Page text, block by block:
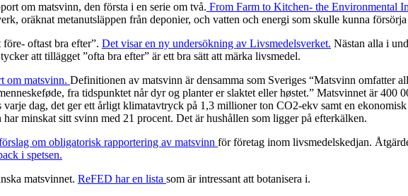
om matsvinn, den första i en serie om två. From Farm to Kitchen- the Environmental
oräknat metanutsläppen från deponier, och vatten och energi som skulle kunna
oftast bra efter”. Det visar en ny undersökning av Livsmedelsverket. Nästan alla i
att tillägget ”ofta bra efter” är ett bra sätt att märka livsmedel.
om matsvinn. Definitionen av matsvinn är densamma som Sveriges “Matsvinn omfatter
fra tidspunktet når dyr og planter er slaktet eller høstet.” Matsvinnet är
varje dag, det ger ett årligt klimatavtryck på 1,3 millioner ton CO2-ekv samt en
minskat sitt svinn med 21 procent. Det är hushållen som ligger på efterkälken.
om obligatorisk rapportering av matsvinn för företag inom livsmedelskedjan.
i spetsen.
matsvinnet. ReFED har en lista som är intressant att botanisera i.